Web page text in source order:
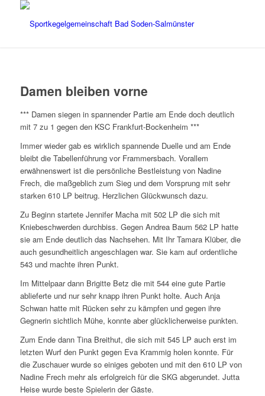
Damen bleiben vorne
*** Damen siegen in spannender Partie am Ende doch deutlich
mit 7 zu 1 gegen den KSC Frankfurt-Bockenheim ***
Immer wieder gab es wirklich spannende Duelle und am Ende
bleibt die Tabellenführung vor Frammersbach. Vorallem
erwähnenswert ist die persönliche Bestleistung von Nadine
Frech, die maßgeblich zum Sieg und dem Vorsprung mit sehr
starken 610 LP beitrug. Herzlichen Glückwunsch dazu.
Zu Beginn startete Jennifer Macha mit 502 LP die sich mit
Kniebeschwerden durchbiss. Gegen Andrea Baum 562 LP hatte
sie am Ende deutlich das Nachsehen. Mit Ihr Tamara Klüber, die
auch gesundheitlich angeschlagen war. Sie kam auf ordentliche
543 und machte ihren Punkt.
Im Mittelpaar dann Brigitte Betz die mit 544 eine gute Partie
ablieferte und nur sehr knapp ihren Punkt holte. Auch Anja
Schwan hatte mit Rücken sehr zu kämpfen und gegen ihre
Gegnerin sichtlich Mühe, konnte aber glücklicherweise punkten.
Zum Ende dann Tina Breithut, die sich mit 545 LP auch erst im
letzten Wurf den Punkt gegen Eva Krammig holen konnte. Für
die Zuschauer wurde so einiges geboten und mit den 610 LP von
Nadine Frech mehr als erfolgreich für die SKG abgerundet. Jutta
Heise wurde beste Spielerin der Gäste.